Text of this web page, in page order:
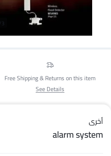
Free Shipping & Returns on this item
See Details
أخرى
alarm system